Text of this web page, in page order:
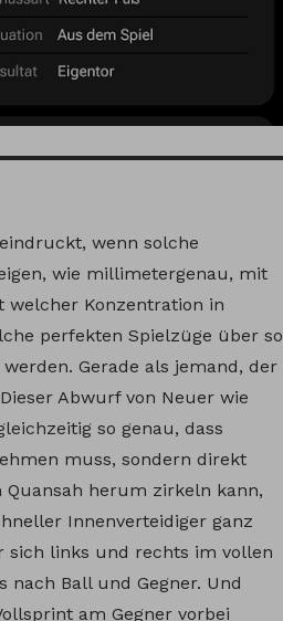
wenn solche
wie millimetergenau, mit
Konzentration in
perfekten Spielzüge über so
Gerade als jemand, der
Abwurf von Neuer wie
so genau, dass
muss, sondern direkt
herum zirkeln kann,
Innenverteidiger ganz
sich links und rechts im vollen
nach Ball und Gegner. Und
am Gegner vorbei